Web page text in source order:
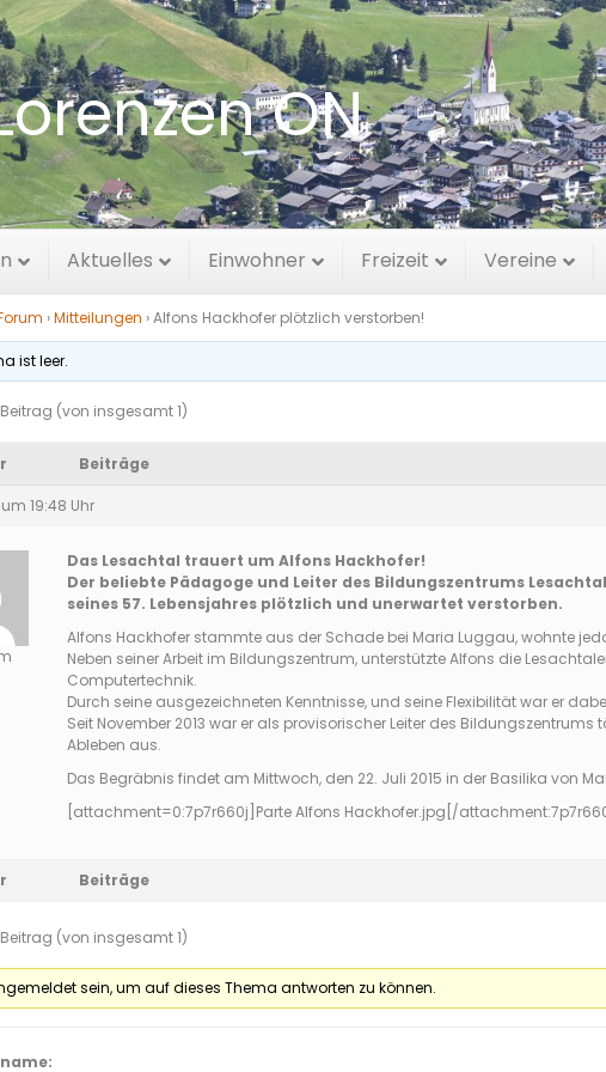
ON
Aktuelles Einwohner Freizeit Vereine
Hackhofer plötzlich
›Mitteilungen ›Alfons Hackhofer plötzlich verstorben!
ist leer.
(von insgesamt 1)
Beiträge
19:48 Uhr
Das Lesachtal trauert um Alfons Hackhofer!
Der beliebte Pädagoge und Leiter des Bildungszentrums
seines 57. Lebensjahres plötzlich und unerwartet verstorben.
Alfons Hackhofer stammte aus der Schade bei Maria Luggau, wohnte
Neben seiner Arbeit im Bildungszentrum, unterstützte Alfons die
Computertechnik.
Durch seine ausgezeichneten Kenntnisse, und seine Flexibilität war er
Seit November 2013 war er als provisorischer Leiter des
Ableben aus.
Das Begräbnis findet am Mittwoch, den 22. Juli 2015 in der Basilika von
[attachment=0:7p7r660j] Parte Alfons Hackhofer.jpg [/
Beiträge
(von insgesamt 1)
sein, um auf dieses Thema antworten zu können.